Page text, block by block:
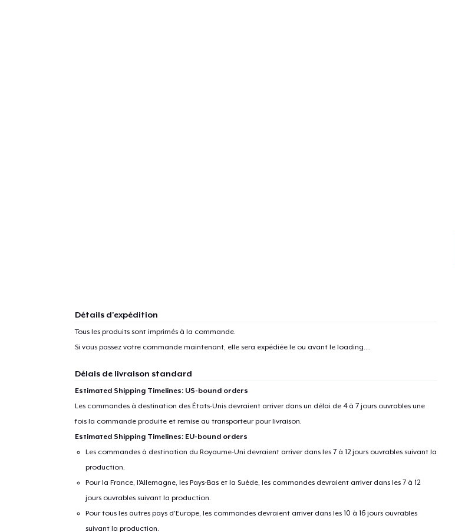
Détails d'expédition
Tous les produits sont imprimés à la commande.
Si vous passez votre commande maintenant, elle sera expédiée le ou avant le loading....
Délais de livraison standard
Estimated Shipping Timelines: US-bound orders
Les commandes à destination des États-Unis devraient arriver dans un délai de 4 à 7 jours ouvrables une
fois la commande produite et remise au transporteur pour livraison.
Estimated Shipping Timelines: EU-bound orders
Les commandes à destination du Royaume-Uni devraient arriver dans les 7 à 12 jours ouvrables suivant la
production.
Pour la France, l'Allemagne, les Pays-Bas et la Suède, les commandes devraient arriver dans les 7 à 12
jours ouvrables suivant la production.
Pour tous les autres pays d'Europe, les commandes devraient arriver dans les 10 à 16 jours ouvrables
suivant la production.
Vérification